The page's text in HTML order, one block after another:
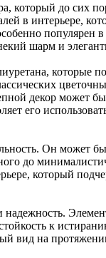
который до сих
в интерьере,
популярен
шарм и
которые
декор может
его
Он может
до
который
надежность.
к
вид на